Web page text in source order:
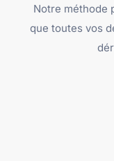
Notre méthode
que toutes vos